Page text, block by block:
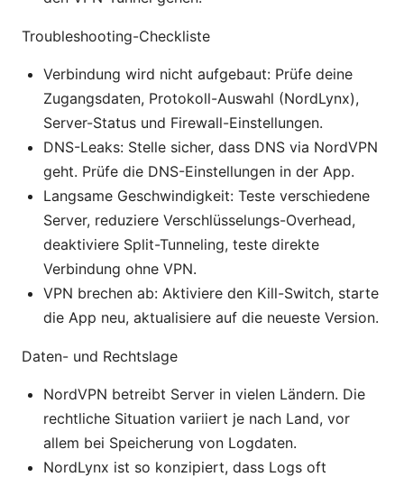
Troubleshooting-Checkliste
Verbindung wird nicht aufgebaut: Prüfe deine
Zugangsdaten, Protokoll-Auswahl (NordLynx),
Server-Status und Firewall-Einstellungen.
DNS-Leaks: Stelle sicher, dass DNS via NordVPN
geht. Prüfe die DNS-Einstellungen in der App.
Langsame Geschwindigkeit: Teste verschiedene
Server, reduziere Verschlüsselungs-Overhead,
deaktiviere Split-Tunneling, teste direkte
Verbindung ohne VPN.
VPN brechen ab: Aktiviere den Kill-Switch, starte
die App neu, aktualisiere auf die neueste Version.
Daten- und Rechtslage
NordVPN betreibt Server in vielen Ländern. Die
rechtliche Situation variiert je nach Land, vor
allem bei Speicherung von Logdaten.
NordLynx ist so konzipiert, dass Logs oft